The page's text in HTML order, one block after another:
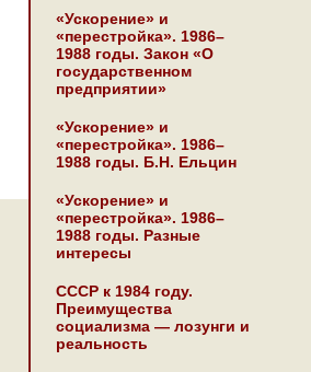
«Ускорение» и
«перестройка». 1986–
1988 годы. Закон «О
государственном
предприятии»
«Ускорение» и
«перестройка». 1986–
1988 годы. Б.Н. Ельцин
«Ускорение» и
«перестройка». 1986–
1988 годы. Разные
интересы
СССР к 1984 году.
Преимущества
социализма — лозунги и
реальность